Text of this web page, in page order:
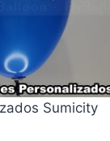
Sumicity